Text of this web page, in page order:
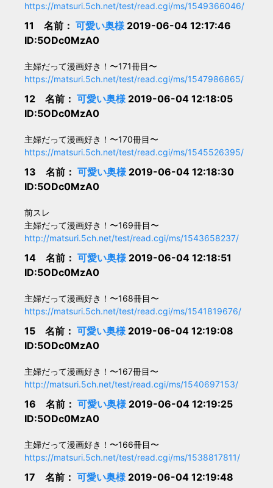
https://matsuri.5ch.net/test/read.cgi/ms/1549366046/
11 名前： 可愛い奥様2019-06-04 12:17:46
ID:5ODc0MzA0
主婦だって漫画好き！〜171冊目〜
https://matsuri.5ch.net/test/read.cgi/ms/1547986865/
12 名前： 可愛い奥様2019-06-04 12:18:05
ID:5ODc0MzA0
主婦だって漫画好き！〜170冊目〜
https://matsuri.5ch.net/test/read.cgi/ms/1545526395/
13 名前： 可愛い奥様2019-06-04 12:18:30
ID:5ODc0MzA0
前スレ
主婦だって漫画好き！〜169冊目〜
http://matsuri.5ch.net/test/read.cgi/ms/1543658237/
14 名前： 可愛い奥様2019-06-04 12:18:51
ID:5ODc0MzA0
主婦だって漫画好き！〜168冊目〜
https://matsuri.5ch.net/test/read.cgi/ms/1541819676/
15 名前： 可愛い奥様2019-06-04 12:19:08
ID:5ODc0MzA0
主婦だって漫画好き！〜167冊目〜
http://matsuri.5ch.net/test/read.cgi/ms/1540697153/
16 名前： 可愛い奥様2019-06-04 12:19:25
ID:5ODc0MzA0
主婦だって漫画好き！〜166冊目〜
https://matsuri.5ch.net/test/read.cgi/ms/1538817811/
17 名前： 可愛い奥様2019-06-04 12:19:48